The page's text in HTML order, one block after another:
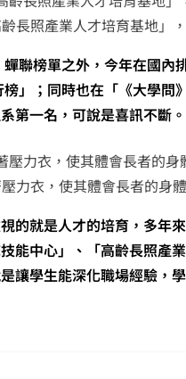
長照產業人才培育基地」
聯榜單之外，今年在國內
」；同時也在「《大學
第一名，可說是喜訊不斷。
力衣，使其體會長者的身
的就是人才的培育，多年
能中心」、「高齡長照產
讓學生能深化職場經驗，